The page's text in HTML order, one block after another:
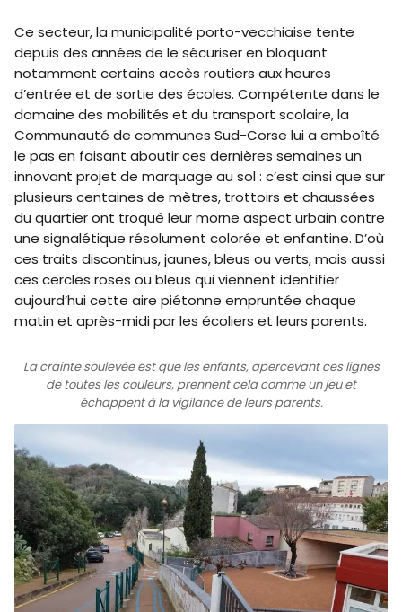
Ce secteur, la municipalité porto-vecchiaise tente
depuis des années de le sécuriser en bloquant
notamment certains accès routiers aux heures
d’entrée et de sortie des écoles. Compétente dans le
domaine des mobilités et du transport scolaire, la
Communauté de communes Sud-Corse lui a emboîté
le pas en faisant aboutir ces dernières semaines un
innovant projet de marquage au sol : c’est ainsi que sur
plusieurs centaines de mètres, trottoirs et chaussées
du quartier ont troqué leur morne aspect urbain contre
une signalétique résolument colorée et enfantine. D’où
ces traits discontinus, jaunes, bleus ou verts, mais aussi
ces cercles roses ou bleus qui viennent identifier
aujourd’hui cette aire piétonne empruntée chaque
matin et après-midi par les écoliers et leurs parents.
La crainte soulevée est que les enfants, apercevant ces lignes
de toutes les couleurs, prennent cela comme un jeu et
échappent à la vigilance de leurs parents.